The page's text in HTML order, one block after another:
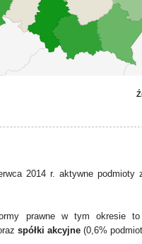
2014 r. aktywne podmioty
prawne w tym okresie
spółki akcyjne (0,6%